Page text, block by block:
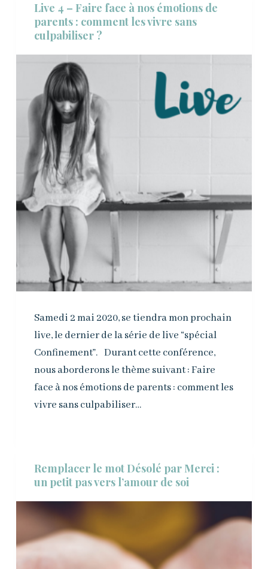
Live 4 – Faire face à nos émotions de
parents : comment les vivre sans
culpabiliser ?
Samedi 2 mai 2020, se tiendra mon prochain
live, le dernier de la série de live “spécial
Confinement”. Durant cette conférence,
nous aborderons le thème suivant : Faire
face à nos émotions de parents : comment les
vivre sans culpabiliser…
Remplacer le mot Désolé par Merci :
un petit pas vers l’amour de soi